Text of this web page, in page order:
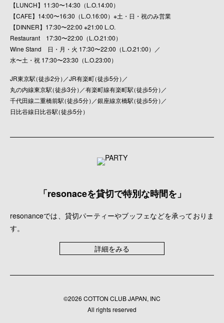
【LUNCH】11:30〜14:30（L.O.14:00）
【CAFE】14:00〜16:30（L.O.16:00）※土・日・祝のみ営業
【DINNER】17:30〜22:00 ※21:00 L.O.
Restaurant 17:30〜22:00（L.O.21:00）
Wine Stand 日・月・火 17:30〜22:00（L.O.21:00）／
水〜土・祝 17:30〜23:30（L.O.23:00）
JR東京駅（徒歩2分）／JR有楽町（徒歩5分）／
丸の内線東京駅（徒歩3分）／有楽町線有楽町駅（徒歩5分）／
千代田線二重橋前駅（徒歩5分）／銀座線京橋駅（徒歩5分）／
日比谷線日比谷駅（徒歩5分）
「resonaceを貸切で特別な時間を」
resonanceでは、貸切パーティーやブッフェなどを承っておりま
す。
詳細をみる
©2026 COTTON CLUB JAPAN, INC
All rights reserved